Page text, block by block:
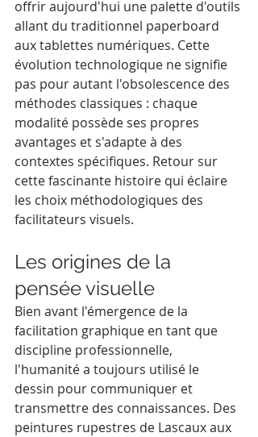
offrir aujourd'hui une palette d'outils
allant du traditionnel paperboard
aux tablettes numériques. Cette
évolution technologique ne signifie
pas pour autant l'obsolescence des
méthodes classiques : chaque
modalité possède ses propres
avantages et s'adapte à des
contextes spécifiques. Retour sur
cette fascinante histoire qui éclaire
les choix méthodologiques des
facilitateurs visuels.
Les origines de la
pensée visuelle
Bien avant l'émergence de la
facilitation graphique en tant que
discipline professionnelle,
l'humanité a toujours utilisé le
dessin pour communiquer et
transmettre des connaissances. Des
peintures rupestres de Lascaux aux